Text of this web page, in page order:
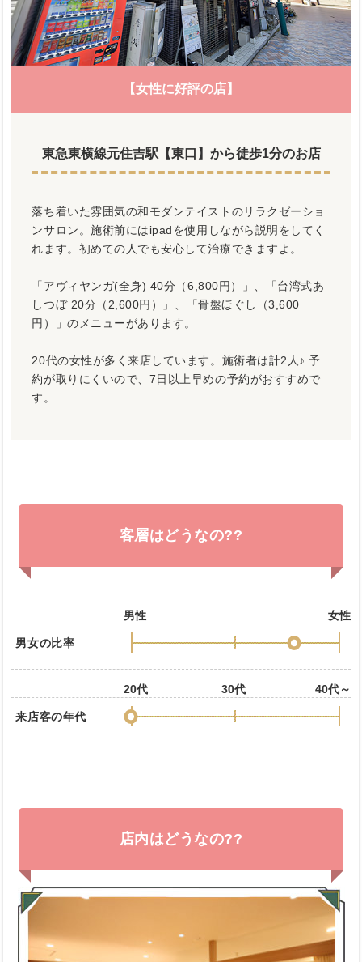
【女性に好評の店】
東急東横線元住吉駅【東口】から徒歩1分のお店
落ち着いた雰囲気の和モダンテイストのリラクゼーショ
ンサロン。施術前にはipadを使用しながら説明をしてく
れます。初めての人でも安心して治療できますよ。
「アヴィヤンガ(全身) 40分（6,800円）」、「台湾式あ
しつぼ 20分（2,600円）」、「骨盤ほぐし（3,600
円）」のメニューがあります。
20代の女性が多く来店しています。施術者は計2人♪ 予
約が取りにくいので、7日以上早めの予約がおすすめで
す。
客層はどうなの??
男性 女性
男女の比率
20代 30代 40代～
来店客の年代
店内はどうなの??